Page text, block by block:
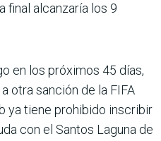
final alcan­zaría los 9
en los próximos 45 días,
otra sanción de la FIFA
ya tiene prohibido inscri­bir
con el Santos Laguna de